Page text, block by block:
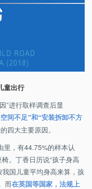
童出行
”进行取样调查后显
间不足”和“安装拆卸不方
四大主要原因。
里，有44.75%的样本认
。丁香日历说“孩子身高
国儿童平均身高来算，孩
而在英国等国家，法规上